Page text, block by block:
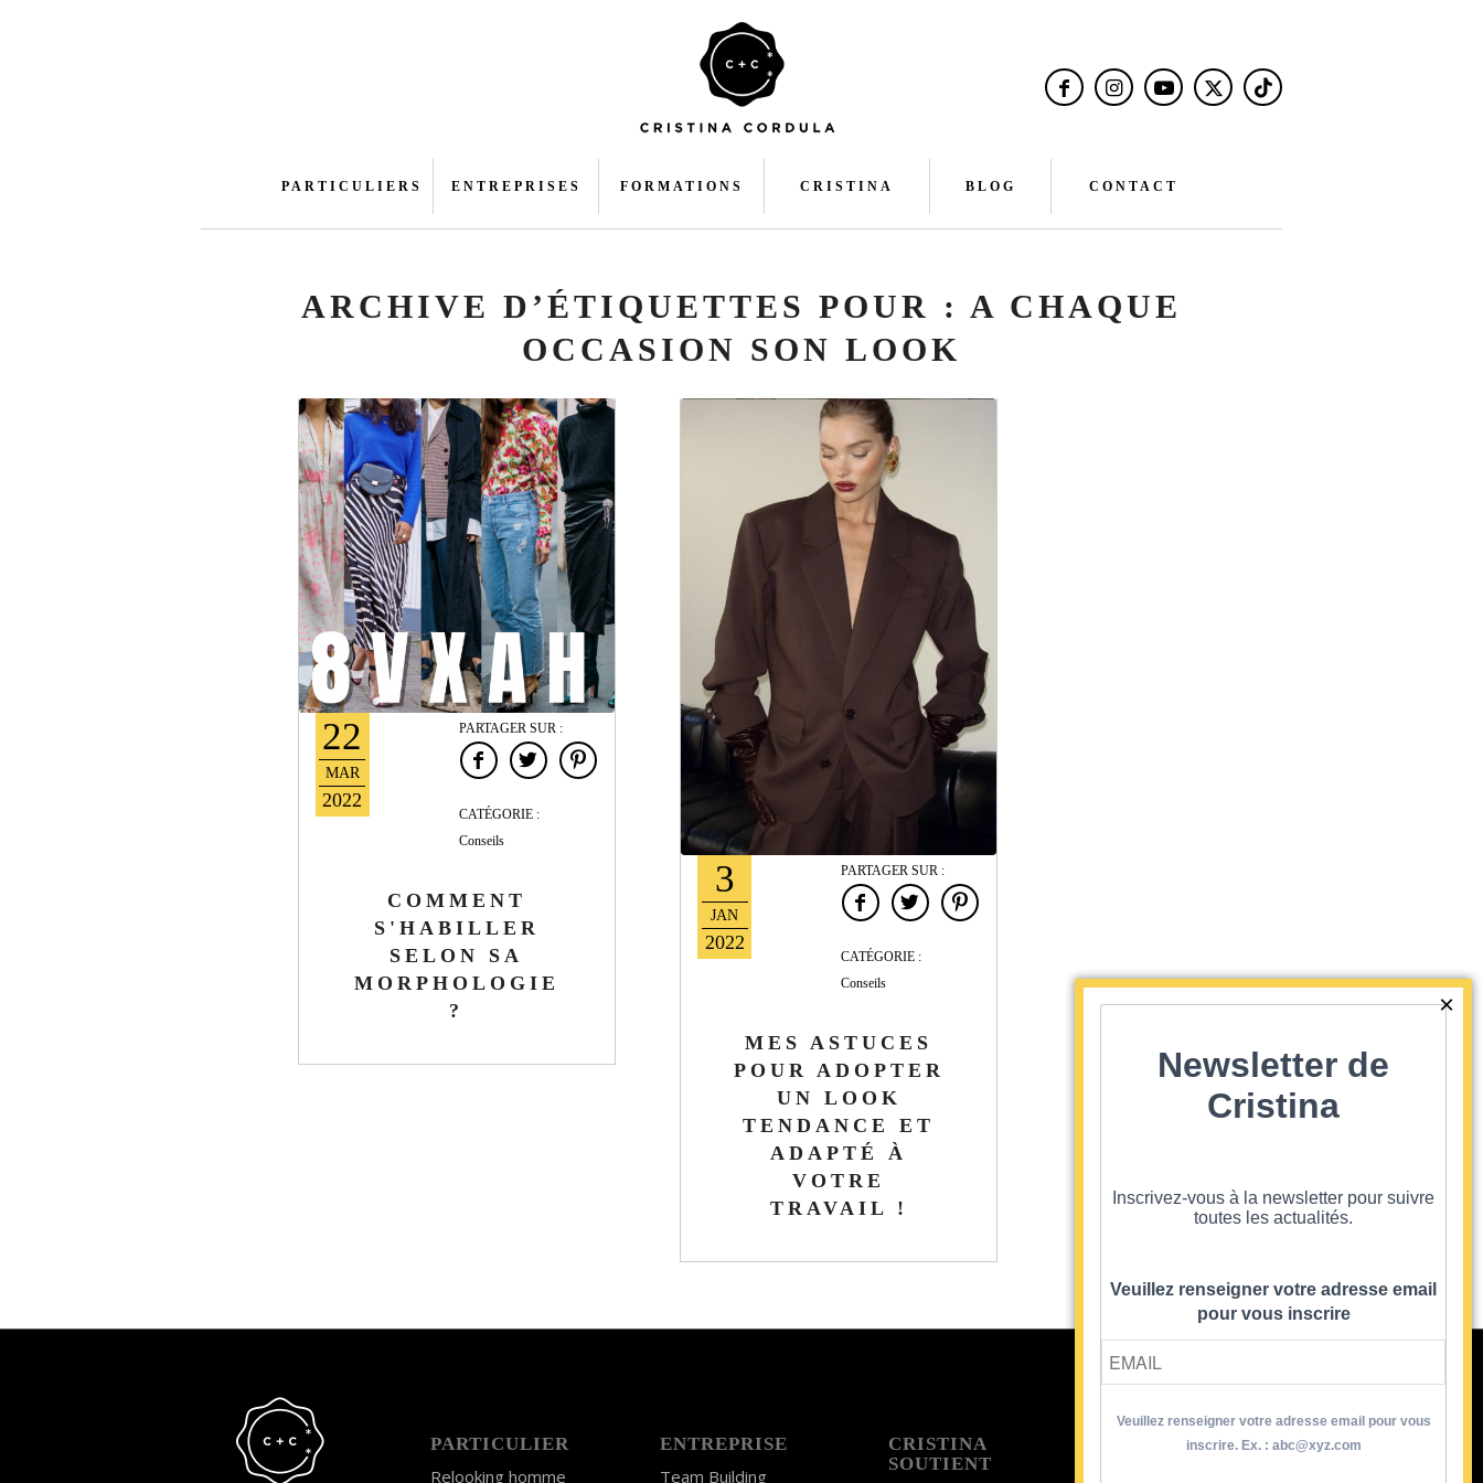
PARTICULIERS ENTREPRISES FORMATIONS CRISTINA BLOG CONTACT
ARCHIVE D’ÉTIQUETTES POUR : A CHAQUE
OCCASION SON LOOK
22
MAR
2022
PARTAGER SUR :
CATÉGORIE :
Conseils
COMMENT
S'HABILLER
SELON SA
MORPHOLOGIE
?
3
JAN
2022
PARTAGER SUR :
CATÉGORIE :
Conseils
MES ASTUCES
POUR ADOPTER
UN LOOK
TENDANCE ET
ADAPTÉ À
VOTRE
TRAVAIL !
PARTICULIER
Relooking homme
ENTREPRISE
Team Building
CRISTINA
SOUTIENT
Newsletter de
Cristina
Inscrivez-vous à la newsletter pour suivre
toutes les actualités.
Veuillez renseigner votre adresse email
pour vous inscrire
Veuillez renseigner votre adresse email pour vous
inscrire. Ex. : abc@xyz.com